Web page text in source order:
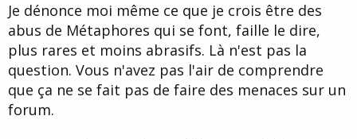
car jean m'as confié qu'il ne le ferai plus sur le forum librement au
vue de tous a cause d'elle.... c'est un fait!
aussi puisque vous voulez plus de clarifications.... les voila!
Je dénonce moi même ce que je crois être des
abus de Métaphores qui se font, faille le dire,
plus rares et moins abrasifs. Là n'est pas la
question. Vous n'avez pas l'air de comprendre
que ça ne se fait pas de faire des menaces sur un
forum.